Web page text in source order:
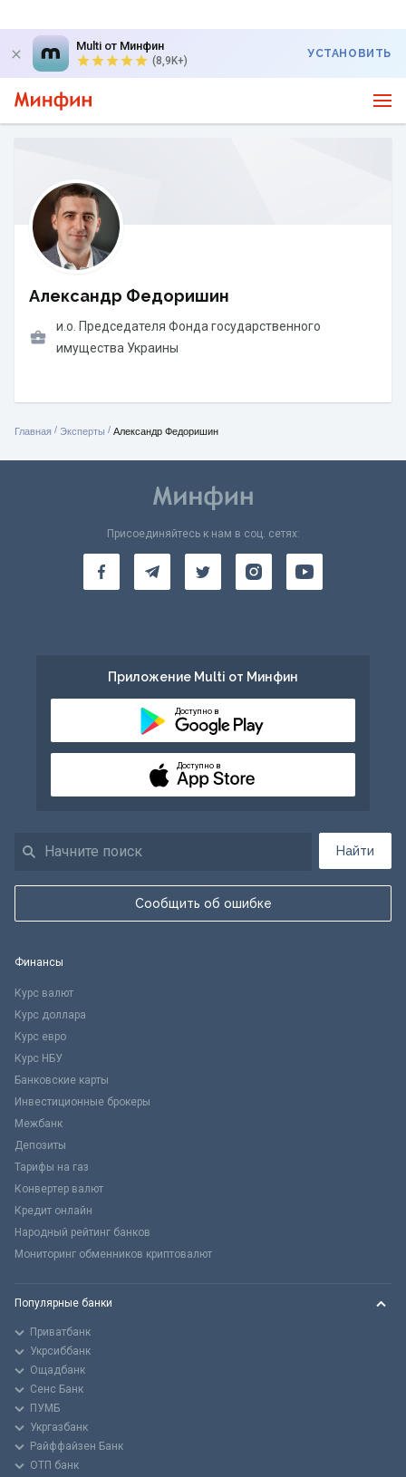
Multi от Минфин
(8,9K+)
УСТАНОВИТЬ
Александр Федоришин
и.о. Председателя Фонда государственного
имущества Украины
Главная / Эксперты / Александр Федоришин
Найти
Сообщить об ошибке
Присоединяйтесь к нам в соц. сетях:
Приложение Multi от Минфин
Доступно в
Доступно в
Финансы
Курс валют
Курс доллара
Курс евро
Курс НБУ
Банковские карты
Инвестиционные брокеры
Межбанк
Депозиты
Тарифы на газ
Конвертер валют
Кредит онлайн
Народный рейтинг банков
Мониторинг обменников криптовалют
Популярные банки
Приватбанк
Укрсиббанк
Ощадбанк
Сенс Банк
ПУМБ
Укргазбанк
Райффайзен Банк
ОТП банк